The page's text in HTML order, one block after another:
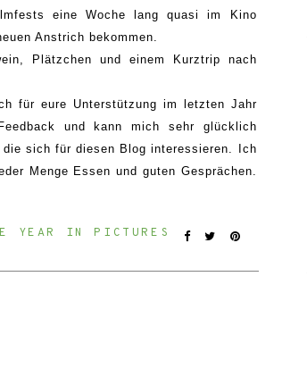
eine Woche lang quasi
im Kino
Anstrich bekommen.
Plätzchen und einem Kurztrip nach
für eure Unterstützung im letzten Jahr
und kann mich sehr glücklich
sich für diesen Blog interessieren. Ich
Menge Essen und guten Gesprächen.
YEAR IN PICTURES